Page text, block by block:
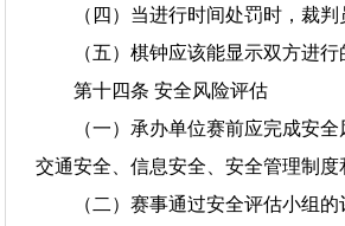
（四）当进行时间处罚时，裁
（五）棋钟应该能显示双方进行
第十四条 安全风险评估
（一）承办单位赛前应完成安
交通安全、信息安全、安全管理制度
（二）赛事通过安全评估小组的